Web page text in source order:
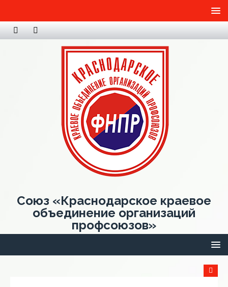
Союз «Краснодарское краевое
объединение организаций
профсоюзов»